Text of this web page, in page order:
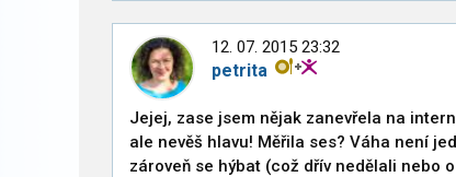
12. 07. 2015 23:32
petrita
Jejej, zase jsem nějak zanevřela na
ale nevěš hlavu! Měřila ses? Váha není
zároveň se hýbat (což dřív nedělali nebo